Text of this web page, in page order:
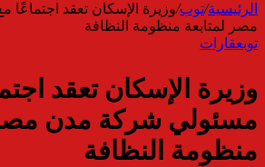
الرئيسية/توب/وزيرة الإسكان تعقد
مصر لمتابعة منظومة النظافة
توبعقارات
وزيرة الإسكان تعقد
مسئولي شركة مدن مصر
منظومة النظافة